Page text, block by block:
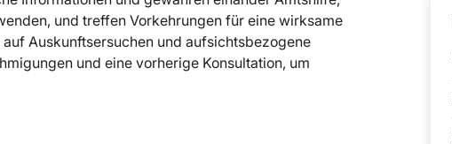
und treffen Vorkehrungen für eine wirksame
Auskunftsersuchen und aufsichtsbezogene
und eine vorherige Konsultation, um